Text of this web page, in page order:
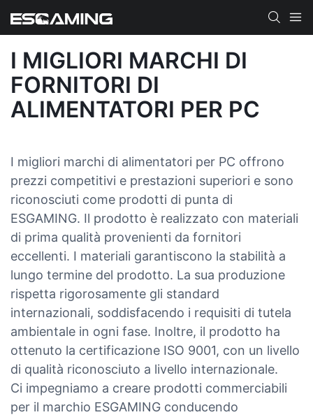
I MIGLIORI MARCHI DI
FORNITORI DI
ALIMENTATORI PER PC
I migliori marchi di alimentatori per PC offrono
prezzi competitivi e prestazioni superiori e sono
riconosciuti come prodotti di punta di
ESGAMING. Il prodotto è realizzato con materiali
di prima qualità provenienti da fornitori
eccellenti. I materiali garantiscono la stabilità a
lungo termine del prodotto. La sua produzione
rispetta rigorosamente gli standard
internazionali, soddisfacendo i requisiti di tutela
ambientale in ogni fase. Inoltre, il prodotto ha
ottenuto la certificazione ISO 9001, con un livello
di qualità riconosciuto a livello internazionale.
Ci impegniamo a creare prodotti commerciabili
per il marchio ESGAMING conducendo